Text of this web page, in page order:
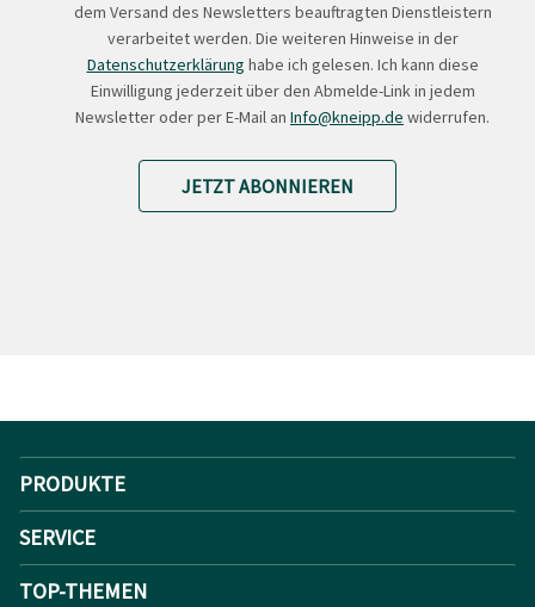
dem Versand des Newsletters beauftragten Dienstleistern
verarbeitet werden. Die weiteren Hinweise in der
Datenschutzerklärung habe ich gelesen. Ich kann diese
Einwilligung jederzeit über den Abmelde-Link in jedem
Newsletter oder per E-Mail an Info@kneipp.de widerrufen.
JETZT ABONNIEREN
PRODUKTE
SERVICE
TOP-THEMEN